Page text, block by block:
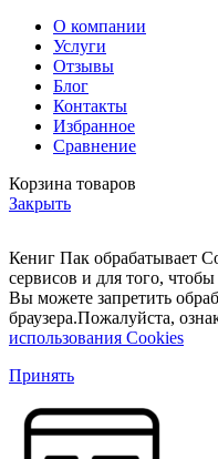
О компании
Услуги
Отзывы
Блог
Контакты
Избранное
Сравнение
Корзина товаров
Закрыть
Кениг Пак обрабатывает
сервисов и для того,
Вы можете запретить
браузера.Пожалуйста,
использования Cookies
Принять